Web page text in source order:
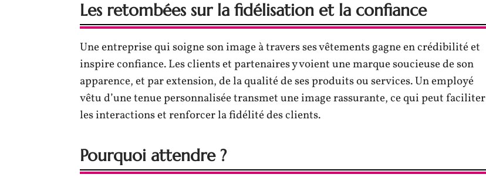
Les retombées sur la fidélisation et la confiance
Une entreprise qui soigne son image à travers ses vêtements gagne en crédibilité et
inspire confiance. Les clients et partenaires y voient une marque soucieuse de son
apparence, et par extension, de la qualité de ses produits ou services. Un employé
vêtu d’une tenue personnalisée transmet une image rassurante, ce qui peut faciliter
les interactions et renforcer la fidélité des clients.
Pourquoi attendre ?